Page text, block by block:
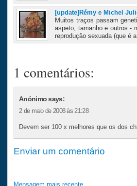
[update]Rémy e Michel
Muitos traços passam
aspeto, tamanho e outros -
reprodução sexuada (que é
1 comentários:
Anónimo says:
2 de maio de 2008 às 21:28
Devem ser 100 x melhores que os dos
Enviar um comentário
Mensagem mais recente